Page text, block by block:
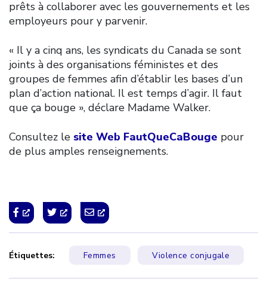
prêts à collaborer avec les gouvernements et les
employeurs pour y parvenir.
« Il y a cinq ans, les syndicats du Canada se sont
joints à des organisations féministes et des
groupes de femmes afin d’établir les bases d’un
plan d’action national. Il est temps d’agir. Il faut
que ça bouge », déclare Madame Walker.
Consultez le site Web FautQueCaBouge pour
de plus amples renseignements.
Étiquettes: Femmes Violence conjugale